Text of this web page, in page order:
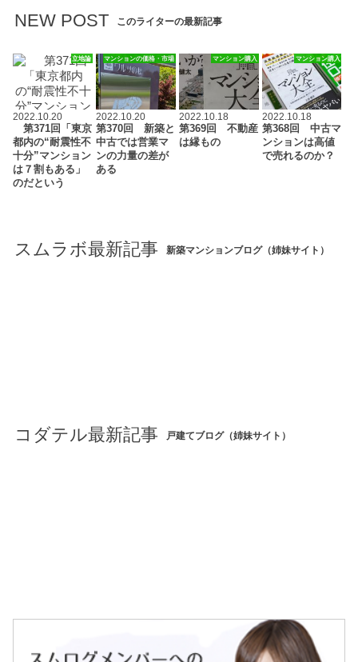
NEW POST このライターの最新記事
立地論
2022.10.20
第371回「東京
都内の“耐震性不
十分”マンション
は７割もある」
のだという
マンションの価格・市場
2022.10.20
第370回 新築と
中古では営業マ
ンの力量の差が
ある
マンション購入
2022.10.18
第369回 不動産
は縁もの
マンション購入
2022.10.18
第368回 中古マ
ンションは高値
で売れるのか？
スムラボ最新記事 新築マンションブログ（姉妹サイト）
コダテル最新記事 戸建てブログ（姉妹サイト）